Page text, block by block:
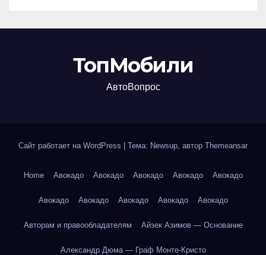
ТопМобили
АвтоВопрос
Сайт работает на WordPress Тема: Newsup, автор Themeansar
Home Авокадо Авокадо Авокадо Авокадо Авокадо
Авокадо Авокадо Авокадо Авокадо Авокадо
Авторам и правообладателям Айзек Азимов — Основание
Александр Дюма — Граф Монте-Кристо